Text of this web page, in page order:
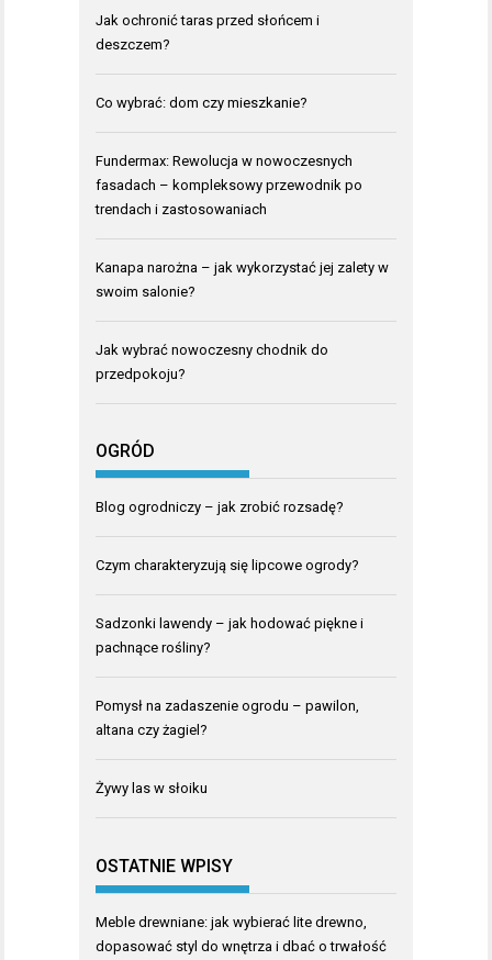
Jak ochronić taras przed słońcem i
deszczem?
Co wybrać: dom czy mieszkanie?
Fundermax: Rewolucja w nowoczesnych
fasadach – kompleksowy przewodnik po
trendach i zastosowaniach
Kanapa narożna – jak wykorzystać jej zalety w
swoim salonie?
Jak wybrać nowoczesny chodnik do
przedpokoju?
OGRÓD
Blog ogrodniczy – jak zrobić rozsadę?
Czym charakteryzują się lipcowe ogrody?
Sadzonki lawendy – jak hodować piękne i
pachnące rośliny?
Pomysł na zadaszenie ogrodu – pawilon,
altana czy żagiel?
Żywy las w słoiku
OSTATNIE WPISY
Meble drewniane: jak wybierać lite drewno,
dopasować styl do wnętrza i dbać o trwałość